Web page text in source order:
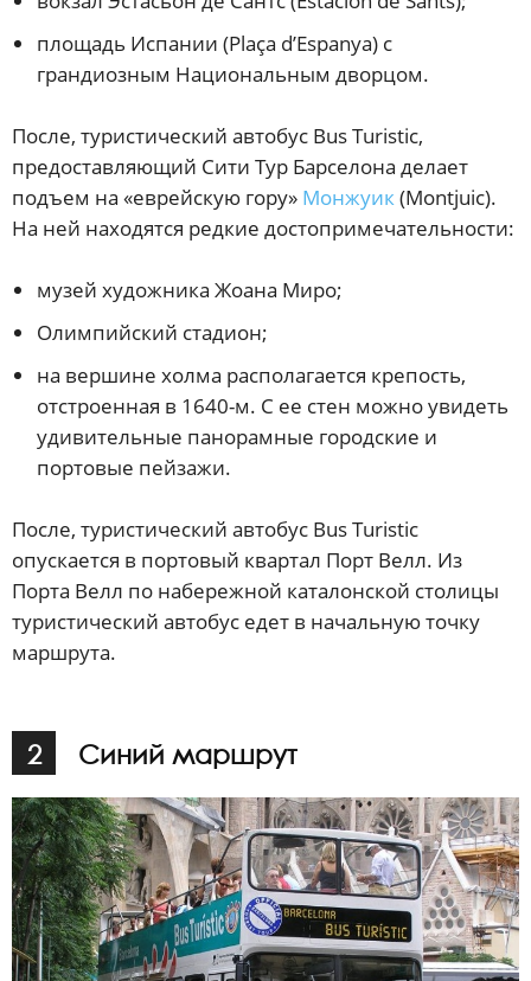
площадь Испании (Plaça d’Espanya) с
грандиозным Национальным дворцом.
После, туристический автобус Bus Turistic,
предоставляющий Сити Тур Барселона делает
подъем на «еврейскую гору» Монжуик(Montjuic).
На ней находятся редкие достопримечательности:
музей художника Жоана Миро;
Олимпийский стадион;
на вершине холма располагается крепость,
отстроенная в 1640-м. С ее стен можно увидеть
удивительные панорамные городские и
портовые пейзажи.
После, туристический автобус Bus Turistic
опускается в портовый квартал Порт Велл. Из
Порта Велл по набережной каталонской столицы
туристический автобус едет в начальную точку
маршрута.
2 Синий маршрут